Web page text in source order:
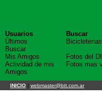
Usuarios
Últimos
Buscar
Mis Amigos
Actividad de mis
Amigos
Buscar
Bicicleterias
Fotos del
Fotos mas
INICIO | webmaster@btt.com.ar